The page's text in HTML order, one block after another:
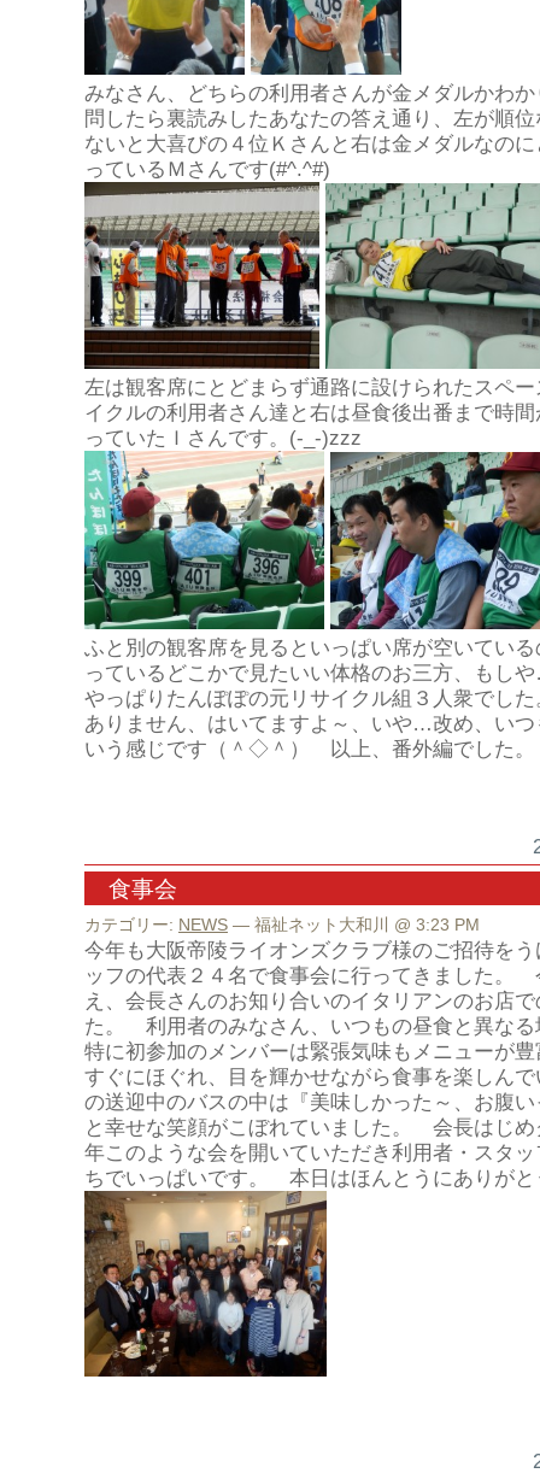
みなさん、どちらの利用者さんが金メダルかわ
問したら裏読みしたあなたの答え通り、左が順
ないと大喜びの４位Ｋさんと右は金メダルなの
っているＭさんです(#^.^#)
左は観客席にとどまらず通路に設けられたスペ
イクルの利用者さん達と右は昼食後出番まで時
っていたＩさんです。(-_-)zzz
ふと別の観客席を見るといっぱい席が空いてい
っているどこかで見たいい体格のお三方、もし
やっぱりたんぽぽの元リサイクル組３人衆でし
ありません、はいてますよ～、いや…改め、い
いう感じです（＾◇＾） 以上、番外編でした。
食事会
カテゴリー: NEWS — 福祉ネット大和川 @ 3:23 PM
今年も大阪帝陵ライオンズクラブ様のご招待を
ッフの代表２４名で食事会に行ってきました。
え、会長さんのお知り合いのイタリアンのお店
た。 利用者のみなさん、いつもの昼食と異なる
特に初参加のメンバーは緊張気味もメニューが
すぐにほぐれ、目を輝かせながら食事を楽しん
の送迎中のバスの中は『美味しかった～、お腹
と幸せな笑顔がこぼれていました。 会長はじめ
年このような会を開いていただき利用者・スタ
ちでいっぱいです。 本日はほんとうにありがと